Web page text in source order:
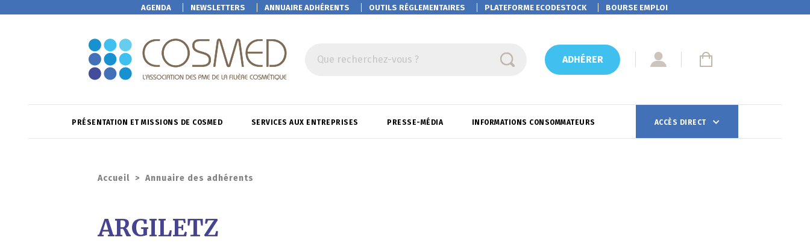
AGENDA NEWSLETTERS ANNUAIRE ADHÉRENTS OUTILS RÉGLEMENTAIRES PLATEFORMEECODESTOCK BOURSE EMPLOI
Que recherchez-vous ? ADHÉRER
PRÉSENTATION ET MISSIONS DE COSMED SERVICES AUX ENTREPRISES PRESSE-MÉDIA INFORMATIONS CONSOMMATEURS ACCÈS DIRECT
Accueil > Annuaire des adhérents
ARGILETZ